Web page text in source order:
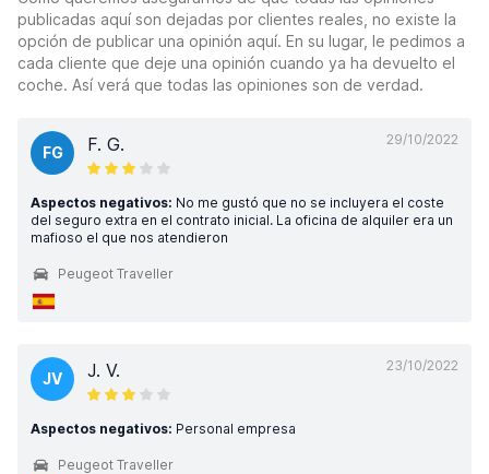
publicadas aquí son dejadas por clientes reales, no existe la
opción de publicar una opinión aquí. En su lugar, le pedimos a
cada cliente que deje una opinión cuando ya ha devuelto el
coche. Así verá que todas las opiniones son de verdad.
29/10/2022
FG F. G.
Aspectos negativos: No me gustó que no se incluyera el coste
del seguro extra en el contrato inicial. La oficina de alquiler era un
mafioso el que nos atendieron
Peugeot Traveller
23/10/2022
JV J. V.
Aspectos negativos: Personal empresa
Peugeot Traveller